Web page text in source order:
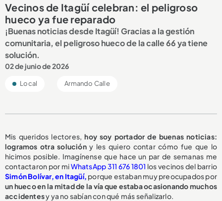
Vecinos de Itagüí celebran: el peligroso
hueco ya fue reparado
¡Buenas noticias desde Itagüí! Gracias a la gestión
comunitaria, el peligroso hueco de la calle 66 ya tiene
solución.
02 de junio de 2026
Local Armando Calle
Mis queridos lectores, hoy soy portador de buenas noticias:
logramos otra solucióny les quiero contar cómo fue que lo
hicimos posible. Imagínense que hace un par de semanas me
contactaron por miWhatsApp 311 676 1801 los vecinos del barrio
Simón Bolívar, en Itagüí, porque estaban muy preocupados por
un hueco en la mitad de la vía que estaba ocasionando muchos
accidentesy ya no sabían con qué más señalizarlo.